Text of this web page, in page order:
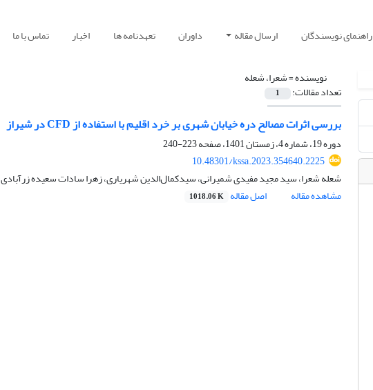
راهنمای نویسندگان ارسال مقاله داوران تعهدنامه ها اخبار تماس با ما
نویسنده =شعرا، شعله
تعداد مقالات: 1
بررسی اثرات مصالح دره خیابان شهری بر خرد اقلیم با استفاده از CFD در شیراز
دوره 19، شماره 4، زمستان 1401، صفحه
223-240
10.48301/kssa.2023.354640.2225
شعله شعرا، سید مجید مفیدی شمیرانی، سیدکمال‌الدین شهریاری، زهرا سادات سعیده زرآبادی
مشاهده مقاله
اصل مقاله 1018.06 K